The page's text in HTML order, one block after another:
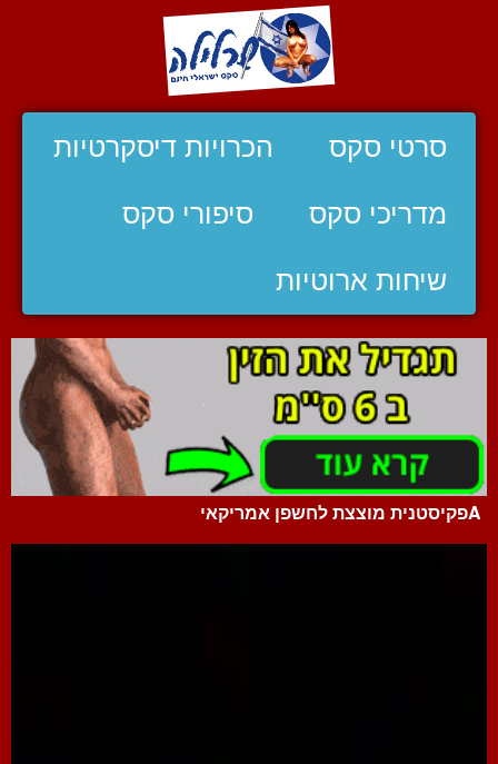
סרטי סקס הכרויות דיסקרטיות
מדריכי סקס סיפורי סקס
שיחות ארוטיות
Aפקיסטנית מוצצת לחשפן אמריקאי